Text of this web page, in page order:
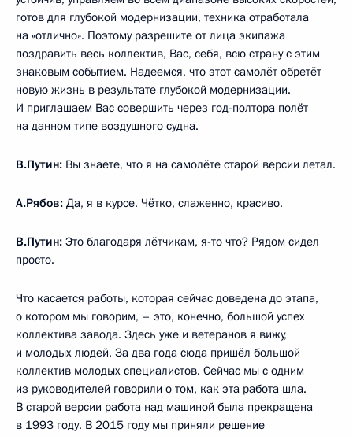
готов для глубокой модернизации, техника отработала
на «отлично». Поэтому разрешите от лица экипажа
поздравить весь коллектив, Вас, себя, всю страну с этим
знаковым событием. Надеемся, что этот самолёт обретёт
новую жизнь в результате глубокой модернизации.
И приглашаем Вас совершить через год-полтора полёт
на данном типе воздушного судна.
В.Путин: Вы знаете, что я на самолёте старой версии летал.
А.Рябов: Да, я в курсе. Чётко, слаженно, красиво.
В.Путин: Это благодаря лётчикам, я-то что? Рядом сидел
просто.
Что касается работы, которая сейчас доведена до этапа,
о котором мы говорим, – это, конечно, большой успех
коллектива завода. Здесь уже и ветеранов я вижу,
и молодых людей. За два года сюда пришёл большой
коллектив молодых специалистов. Сейчас мы с одним
из руководителей говорили о том, как эта работа шла.
В старой версии работа над машиной была прекращена
в 1993 году. В 2015 году мы приняли решение